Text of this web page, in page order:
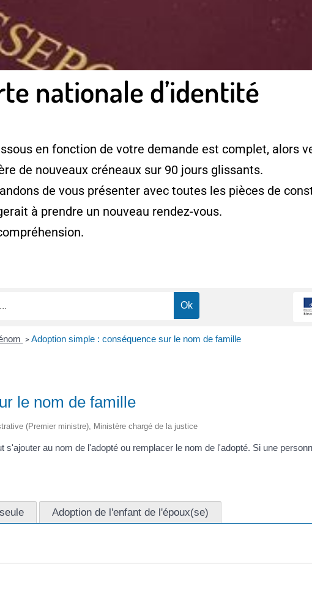
nationale d’identité
en fonction de votre demande est complet, alors
de nouveaux créneaux sur 90 jours glissants.
de vous présenter avec toutes les pièces de
à prendre un nouveau rendez-vous.
> Adoption simple : conséquence sur le nom de famille
le nom de famille
(Premier ministre), Ministère chargé de la justice
au nom de l'adopté ou remplacer le nom de l'adopté. Si une
Adoption de l'enfant de l'époux(se)